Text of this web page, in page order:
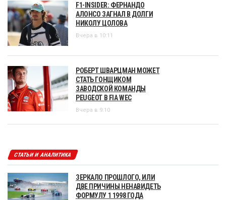
F1-INSIDER: ФЕРНАНДО
АЛОНСО ЗАГНАЛ В ДОЛГИ
НИКОЛУ ЦОЛОВА
Вчера в 10:11
РОБЕРТ ШВАРЦМАН МОЖЕТ
СТАТЬ ГОНЩИКОМ
ЗАВОДСКОЙ КОМАНДЫ
PEUGEOT В FIA WEC
Вчера в 9:10
СТАТЬИ И АНАЛИТИКА
ЗЕРКАЛО ПРОШЛОГО, ИЛИ
ДВЕ ПРИЧИНЫ НЕНАВИДЕТЬ
ФОРМУЛУ 1 1998 ГОДА